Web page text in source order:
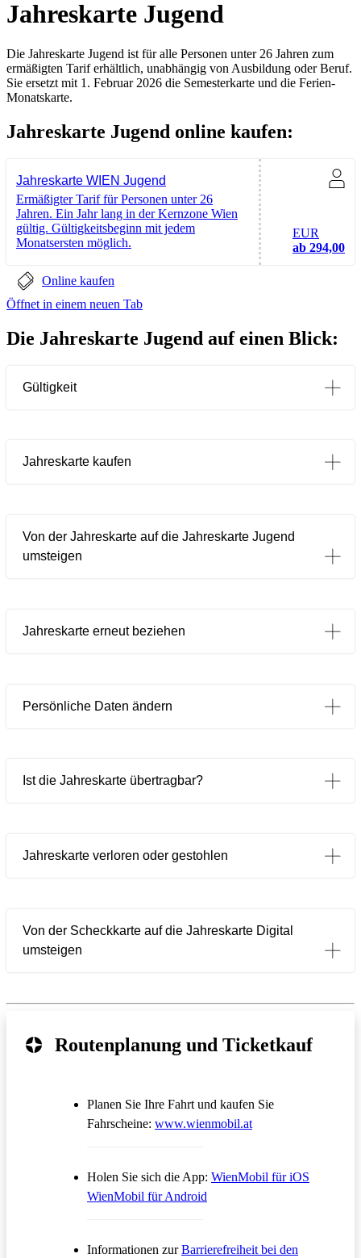
Jahreskarte Jugend
Die Jahreskarte Jugend ist für alle Personen unter 26 Jahren zum
ermäßigten Tarif erhältlich, unabhängig von Ausbildung oder Beruf.
Sie ersetzt mit 1. Februar 2026 die Semesterkarte und die Ferien-
Monatskarte.
Jahreskarte Jugend online kaufen:
Jahreskarte WIEN Jugend
Ermäßigter Tarif für Personen unter 26
Jahren. Ein Jahr lang in der Kernzone Wien
gültig. Gültigkeitsbeginn mit jedem
Monatsersten möglich.
EUR
ab 294,00
Online kaufen
Öffnet in einem neuen Tab
Die Jahreskarte Jugend auf einen Blick:
Gültigkeit
Jahreskarte kaufen
Von der Jahreskarte auf die Jahreskarte Jugend
umsteigen
Jahreskarte erneut beziehen
Persönliche Daten ändern
Ist die Jahreskarte übertragbar?
Jahreskarte verloren oder gestohlen
Von der Scheckkarte auf die Jahreskarte Digital
umsteigen
Routenplanung und Ticketkauf
Planen Sie Ihre Fahrt und kaufen Sie
Fahrscheine: www.wienmobil.atÖffnet in einem
Holen Sie sich die App: WienMobil für iOS
WienMobil für Android
Informationen zurBarrierefreiheit bei den